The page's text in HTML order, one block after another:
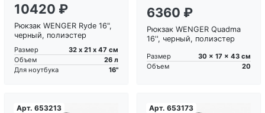
10420 ₽
Рюкзак WENGER Ryde 16",
черный, полиэстер
Размер
32 х 21 х 47 см
Объем
26 л
Для ноутбука
16"
6360 ₽
Рюкзак WENGER Quadma
16'', черный, полиэстер
Размер
30 x 17 x 43 см
Объем
20
Арт. 653213 Арт. 653173